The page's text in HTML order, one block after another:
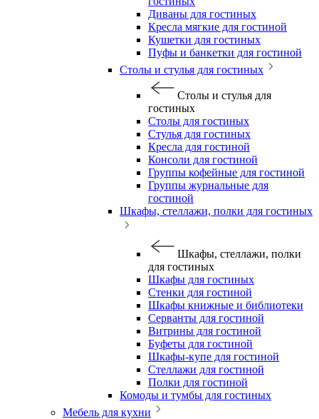
Диваны для гостиных
Кресла мягкие для гостиной
Кушетки для гостиных
Пуфы и банкетки для гостиной
Столы и стулья для гостиных
Столы и стулья для
гостиных
Столы для гостиных
Стулья для гостиных
Кресла для гостиной
Консоли для гостиной
Группы кофейные для гостиной
Группы журнальные для
гостиной
Шкафы, стеллажи, полки для гостиных
Шкафы, стеллажи, полки
для гостиных
Шкафы для гостиных
Стенки для гостиной
Шкафы книжные и библиотеки
Серванты для гостиной
Витрины для гостиной
Буфеты для гостиной
Шкафы-купе для гостиной
Стеллажи для гостиной
Полки для гостиной
Комоды и тумбы для гостиных
Мебель для кухни